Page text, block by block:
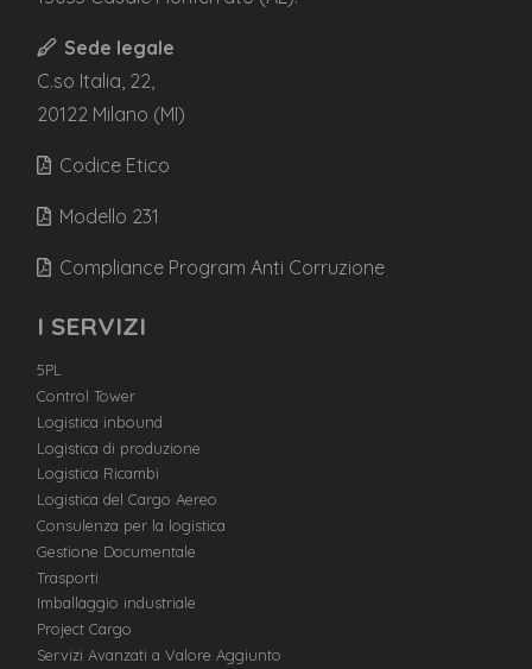
Sede legale
C.so Italia, 22,
20122 Milano (MI)
Codice Etico
Modello 231
Compliance Program Anti Corruzione
I SERVIZI
5PL
Control Tower
Logistica inbound
Logistica di produzione
Logistica Ricambi
Logistica del Cargo Aereo
Consulenza per la logistica
Gestione Documentale
Trasporti
Imballaggio industriale
Project Cargo
Servizi Avanzati a Valore Aggiunto